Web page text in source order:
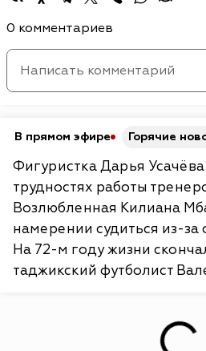
0 комментариев
В прямом эфире Горячие
Фигуристка Дарья Усачёва
трудностях работы
Возлюбленная Килиана
намерении судиться из-за
На 72-м году жизни
таджикский футболист